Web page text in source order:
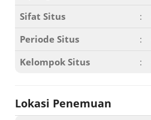
Sifat Situs :
Periode Situs
:
Kelompok Situs
:
Lokasi Penemuan